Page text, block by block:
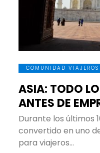
COMUNIDAD VIAJEROS
ASIA: TODO LO
ANTES DE
Durante los últimos
convertido en uno
para viajeros…